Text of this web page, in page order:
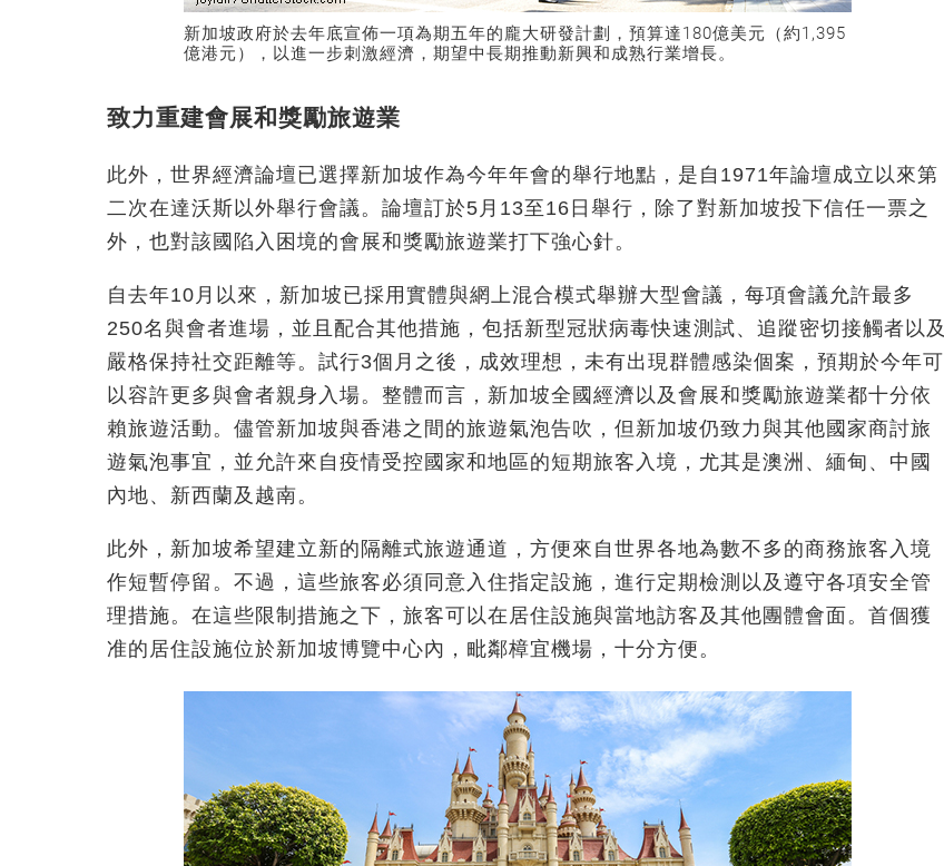
新加坡政府於去年底宣佈一項為期五年的龐大研發計劃，預算達180億美元（約1,395
億港元），以進一步刺激經濟，期望中長期推動新興和成熟行業增長。
致力重建會展和獎勵旅遊業
此外，世界經濟論壇已選擇新加坡作為今年年會的舉行地點，是自1971年論壇成立以來第
二次在達沃斯以外舉行會議。論壇訂於5月13至16日舉行，除了對新加坡投下信任一票之
外，也對該國陷入困境的會展和獎勵旅遊業打下強心針。
自去年10月以來，新加坡已採用實體與網上混合模式舉辦大型會議，每項會議允許最多
250名與會者進場，並且配合其他措施，包括新型冠狀病毒快速測試、追蹤密切接觸者以及
嚴格保持社交距離等。試行3個月之後，成效理想，未有出現群體感染個案，預期於今年可
以容許更多與會者親身入場。整體而言，新加坡全國經濟以及會展和獎勵旅遊業都十分依
賴旅遊活動。儘管新加坡與香港之間的旅遊氣泡告吹，但新加坡仍致力與其他國家商討旅
遊氣泡事宜，並允許來自疫情受控國家和地區的短期旅客入境，尤其是澳洲、緬甸、中國
內地、新西蘭及越南。
此外，新加坡希望建立新的隔離式旅遊通道，方便來自世界各地為數不多的商務旅客入境
作短暫停留。不過，這些旅客必須同意入住指定設施，進行定期檢測以及遵守各項安全管
理措施。在這些限制措施之下，旅客可以在居住設施與當地訪客及其他團體會面。首個獲
准的居住設施位於新加坡博覽中心內，毗鄰樟宜機場，十分方便。